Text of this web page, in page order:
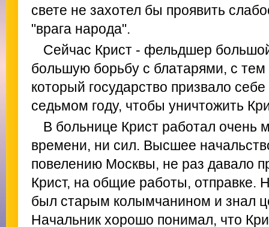
свете не захотел бы проявить
"врага народа".
Сейчас Крист - фельдшер
большую борьбу с блатарями, с
который государство призвало
седьмом году, чтобы уничтожить
В больнице Крист работал очень
времени, ни сил. Высшее
повелению Москвы, не раз давало
Крист, на общие работы, отправке.
был старым колымчанином и знал
Начальник хорошо понимал, что